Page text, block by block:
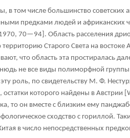
в том числе большинство советских
предками людей и африканских
70—94]. Область расселения
Старого Света на востоке
что область эта простиралась
не все виды полиморфной
роль, по свидетельству М. Ф.
которого найдены в Австрии
то он вместе с близким ему
сходство с гориллой.
в число непосредственных